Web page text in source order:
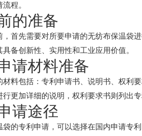
程。
的准备
，首先需要对所要申请的无纺布保温袋
备创新性、实用性和工业应用价值。
请材料准备
材料包括：专利申请书、说明书、权利
更加详细的说明，权利要求书则列出
请途径
袋的专利申请，可以选择在国内申请专